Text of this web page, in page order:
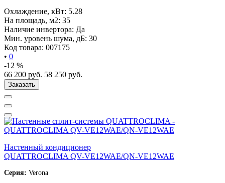
Охлаждение, кВт: 5.28
На площадь, м2: 35
Наличие инвертора: Да
Мин. уровень шума, дБ: 30
Код товара: 007175
• 0
-12 %
66 200 руб. 58 250 руб.
Заказать
Настенный кондиционер
QUATTROCLIMA QV-VE12WAE/QN-VE12WAE
Серия: Verona